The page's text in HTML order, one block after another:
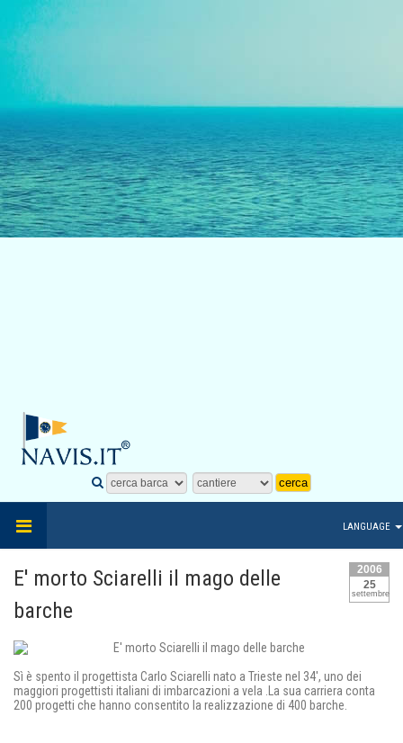
LANGUAGE
2006
25
settembre
E' morto Sciarelli il mago delle
barche
Sì è spento il progettista Carlo Sciarelli nato a Trieste nel 34', uno dei
maggiori progettisti italiani di imbarcazioni a vela .La sua carriera conta
200 progetti che hanno consentito la realizzazione di 400 barche.